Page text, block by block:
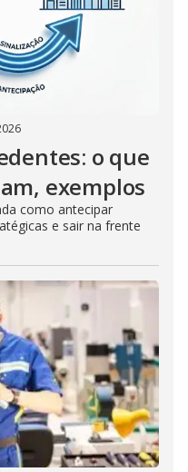
o que
exemplos
como antecipar
e sair na frente